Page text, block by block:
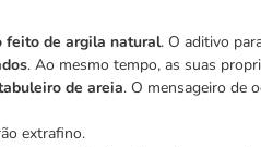
feito de argila natural. O aditivo
. Ao mesmo tempo, as suas
de areia. O mensageiro de
extrafino.